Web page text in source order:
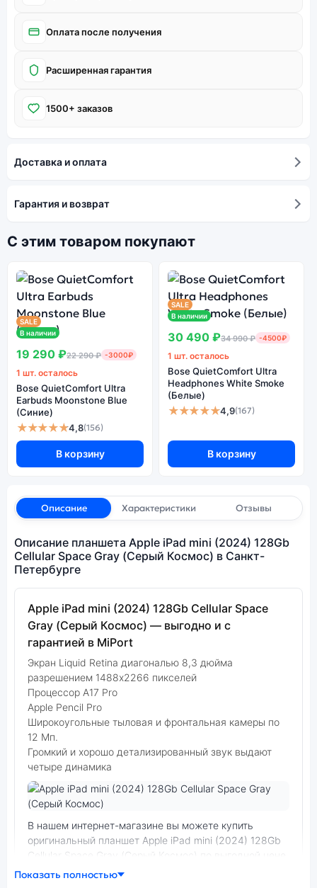
Оплата после получения
Расширенная гарантия
1500+ заказов
Доставка и оплата
Гарантия и возврат
С этим товаром покупают
SALE
В наличии
19 290 ₽22 290 ₽ -3000₽
1 шт. осталось
Bose QuietComfort Ultra
Earbuds Moonstone Blue
(Синие)
★★★★★4,8(156)
В корзину
SALE
В наличии
30 490 ₽34 990 ₽ -4500₽
1 шт. осталось
Bose QuietComfort Ultra
Headphones White Smoke
(Белые)
★★★★★4,9(167)
В корзину
Описание Характеристики Отзывы
Описание планшета Apple iPad mini (2024) 128Gb
Cellular Space Gray (Серый Космос) в Санкт-
Петербурге
Apple iPad mini (2024) 128Gb Cellular Space
Gray (Серый Космос) — выгодно и с
гарантией в MiPort
Экран Liquid Retina диагональю 8,3 дюйма
разрешением 1488x2266 пикселей
Процессор А17 Pro
Apple Pencil Pro
Широкоугольные тыловая и фронтальная камеры по
12 Мп.
Громкий и хорошо детализированный звук выдают
четыре динамика
В нашем интернет-магазине вы можете купить
оригинальный планшет Apple iPad mini (2024) 128Gb
Cellular Space Gray (Серый Космос) по выгодной цене.
Стоимость планшета Apple iPad mini (2024) зависит
Показать полностью